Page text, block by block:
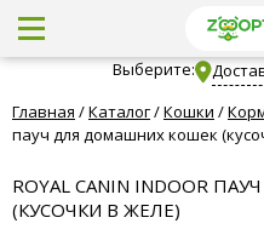
Выберите:
Главная /Каталог/Кошки /
пауч для домашних кошек
ROYAL CANIN INDOOR
(КУСОЧКИ В ЖЕЛЕ)